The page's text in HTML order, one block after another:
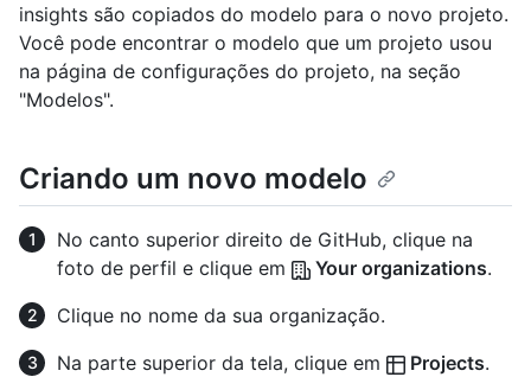
insights são copiados do modelo para o novo projeto.
Você pode encontrar o modelo que um projeto usou
na página de configurações do projeto, na seção
"Modelos".
Criando um novo modelo
No canto superior direito de GitHub, clique na
foto de perfil e clique em
Your organizations.
Clique no nome da sua organização.
Na parte superior da tela, clique em
Projects.